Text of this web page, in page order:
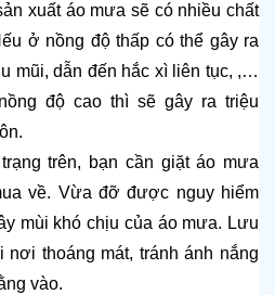
thì nguy cơ trong vải để sản xuất áo mưa sẽ có nhiều chất
ở nồng độ thấp có thể gây ra
mũi, dẫn đến hắc xì liên tục, ,…
độ cao thì sẽ gây ra triệu
trên, bạn cần giặt áo mưa
về. Vừa đỡ được nguy hiểm
mùi khó chịu của áo mưa. Lưu
thoáng mát, tránh ánh nắng
vào.